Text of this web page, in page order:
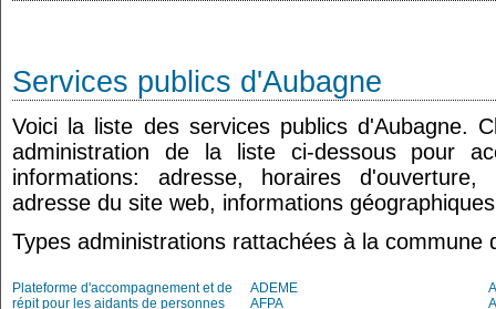
Services publics d'Aubagne
Voici la liste des services publics d'Aubagne.
administration de la liste ci-dessous pour
informations: adresse, horaires
adresse du site web, informations
Types administrations rattachées à la commune
Plateforme d'accompagnement et de
répit pour les aidants de personnes
ADEME
AFPA